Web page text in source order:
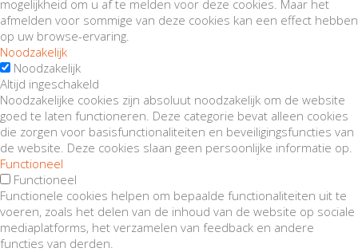
mogelijkheid om u af te melden voor deze cookies. Maar het
afmelden voor sommige van deze cookies kan een effect hebben
op uw browse-ervaring.
Noodzakelijk
Noodzakelijk
Altijd ingeschakeld
Noodzakelijke cookies zijn absoluut noodzakelijk om de website
goed te laten functioneren. Deze categorie bevat alleen cookies
die zorgen voor basisfunctionaliteiten en beveiligingsfuncties van
de website. Deze cookies slaan geen persoonlijke informatie op.
Functioneel
Functioneel
Functionele cookies helpen om bepaalde functionaliteiten uit te
voeren, zoals het delen van de inhoud van de website op sociale
mediaplatforms, het verzamelen van feedback en andere
functies van derden.